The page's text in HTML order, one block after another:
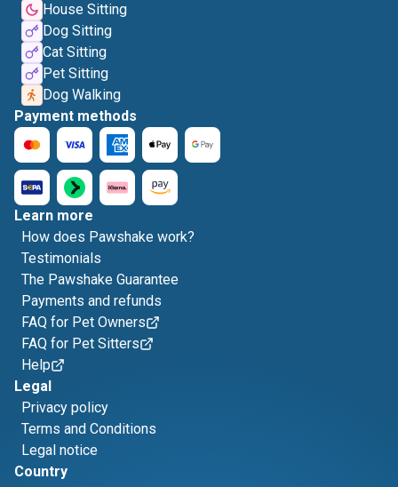
House Sitting
Dog Sitting
Cat Sitting
Pet Sitting
Dog Walking
Payment methods
Learn more
How does Pawshake work?
Testimonials
The Pawshake Guarantee
Payments and refunds
FAQ for Pet Owners
FAQ for Pet Sitters
Help
Legal
Privacy policy
Terms and Conditions
Legal notice
Country